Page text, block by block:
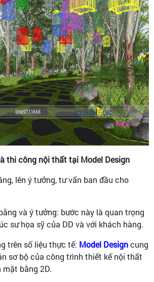
thi công nội thất tại Model Design
lên ý tưởng, tư vấn ban đầu cho
và ý tưởng: bước này là quan trọng
sư họa sỹ của DD và với khách hàng.
trên số liệu thực tế: Model Designcung
sơ bộ của công trình thiết kế nội thất
mặt bằng 2D.